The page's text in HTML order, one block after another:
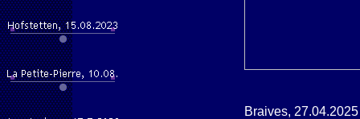
Braives, 27.04.2025